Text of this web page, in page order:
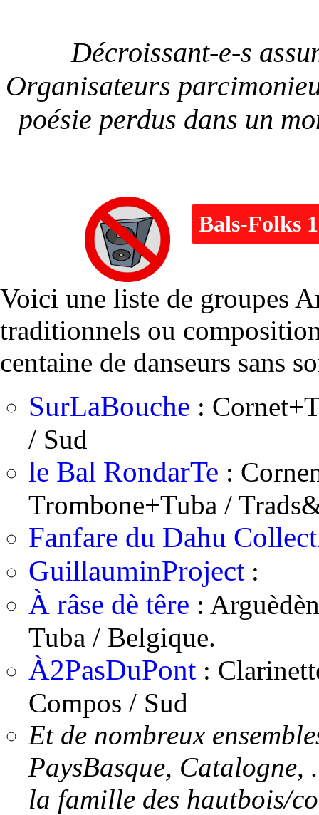
Décroissant-e-s
Organisateurs
poésie perdus dans un
Bals-Folks
Voici une liste de groupes
traditionnels ou
centaine de danseurs sans
SurLaBouche :
/ Sud
le Bal RondarTe :
Trombone+Tuba /
Fanfare du Dahu
GuillauminProject :
À râse dè têre :
Tuba / Belgique.
À2PasDuPont :
Compos / Sud
Et de nombreux
PaysBasque, Catalogne,
la famille des hautbois/